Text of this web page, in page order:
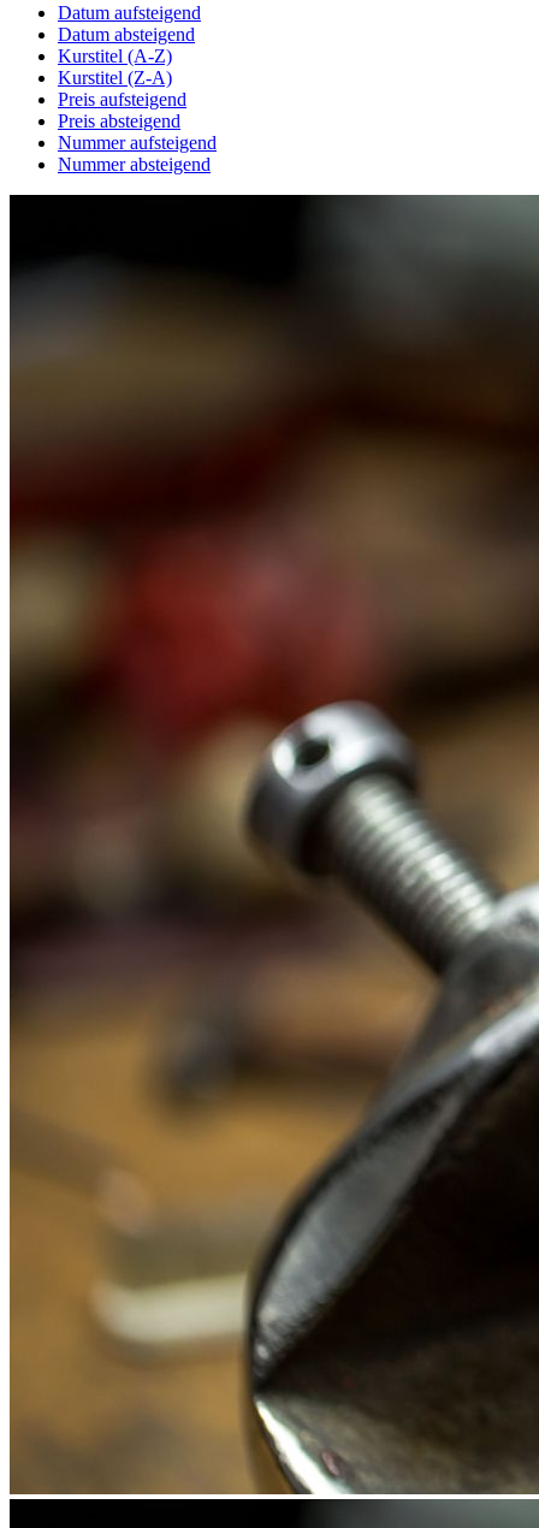
Datum aufsteigend
Datum absteigend
Kurstitel (A-Z)
Kurstitel (Z-A)
Preis aufsteigend
Preis absteigend
Nummer aufsteigend
Nummer absteigend